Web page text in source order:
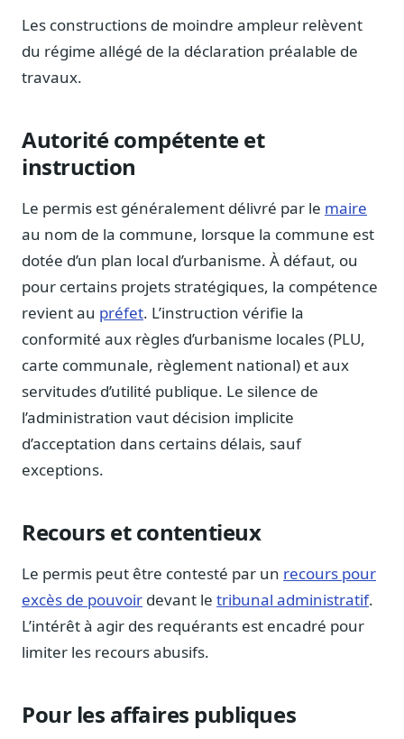
Cas d'usage concrets
Six cas pour gagner du temps
Conseil (Advisory)
Guides pratiques
17 guides sur le Parlement, la procédure, le plaidoyer
Blog & Podcast Hémicycle
Analyses, méthodes, coulisses
Lexique parlementaire
1027 termes expliqués
Glossaire affaires publiques
Lexique par thème métier
Sources couvertes
Nouveautés produit
Ils utilisent Legiwatch
Public Sénat, ONG, cabinets
Qui sommes-nous
Méthode, valeurs et équipe
Charte IA
Fiabilité, souveraineté, sobriété
Les constructions de moindre ampleur relèvent
du régime allégé de la déclaration préalable de
travaux.
Autorité compétente et
instruction
Le permis est généralement délivré par le maire
au nom de la commune, lorsque la commune est
dotée d’un plan local d’urbanisme. À défaut, ou
pour certains projets stratégiques, la compétence
revient au préfet. L’instruction vérifie la
conformité aux règles d’urbanisme locales (PLU,
carte communale, règlement national) et aux
servitudes d’utilité publique. Le silence de
l’administration vaut décision implicite
d’acceptation dans certains délais, sauf
exceptions.
Recours et contentieux
Le permis peut être contesté par un recours pour
excès de pouvoir devant le tribunal administratif.
L’intérêt à agir des requérants est encadré pour
limiter les recours abusifs.
Pour les affaires publiques